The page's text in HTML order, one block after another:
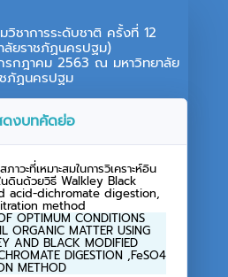
วิชาการระดับชาติ ครั้งที่ 12
ลัยราชภัฏนครปฐม)
รกฎาคม 2563 ณ มหาวิทยาลัย
ภัฏนครปฐม
ดงบทคัดย่อ
าวะที่เหมาะสมในการวิเคราะห์อิน
ดินด้วยวิธี Walkley Black
acid-dichromate digestion,
method
OPTIMUM CONDITIONS
ORGANIC MATTER USING
AND BLACK MODIFIED
DIGESTION ,FeSO4
METHOD